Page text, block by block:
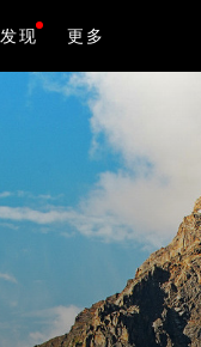
发现 更多